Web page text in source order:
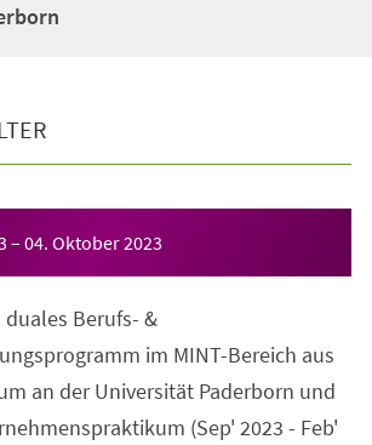
– 04. Oktober 2023
Berufs- &
im MINT-Bereich aus
an der Universität Paderborn und
(Sep' 2023 - Feb'